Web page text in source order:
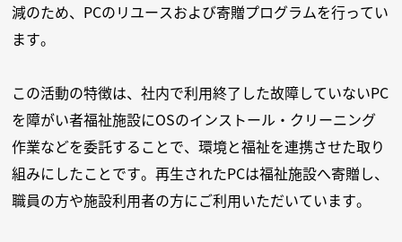
減のため、PCのリユースおよび寄贈プログラムを行ってい
ます。
この活動の特徴は、社内で利用終了した故障していないPC
を障がい者福祉施設にOSのインストール・クリーニング
作業などを委託することで、環境と福祉を連携させた取り
組みにしたことです。再生されたPCは福祉施設へ寄贈し、
職員の方や施設利用者の方にご利用いただいています。